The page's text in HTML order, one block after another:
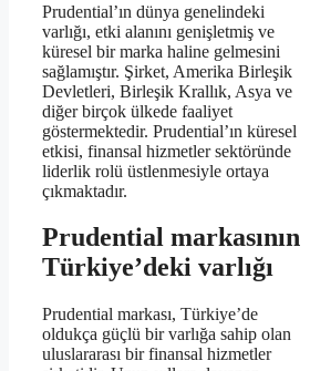
Prudential’ın dünya genelindeki
varlığı, etki alanını genişletmiş ve
küresel bir marka haline gelmesini
sağlamıştır. Şirket, Amerika Birleşik
Devletleri, Birleşik Krallık, Asya ve
diğer birçok ülkede faaliyet
göstermektedir. Prudential’ın küresel
etkisi, finansal hizmetler sektöründe
liderlik rolü üstlenmesiyle ortaya
çıkmaktadır.
Prudential markasının
Türkiye’deki varlığı
Prudential markası, Türkiye’de
oldukça güçlü bir varlığa sahip olan
uluslararası bir finansal hizmetler